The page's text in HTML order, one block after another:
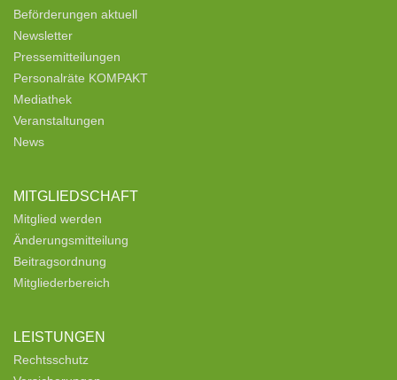
Beförderungen aktuell
Newsletter
Pressemitteilungen
Personalräte KOMPAKT
Mediathek
Veranstaltungen
News
MITGLIEDSCHAFT
Mitglied werden
Änderungsmitteilung
Beitragsordnung
Mitgliederbereich
LEISTUNGEN
Rechtsschutz